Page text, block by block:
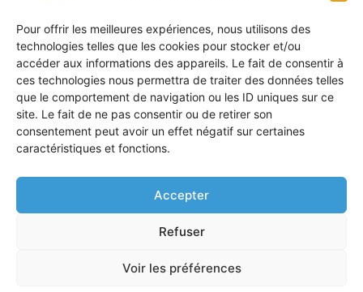
Pour offrir les meilleures expériences, nous utilisons des
technologies telles que les cookies pour stocker et/ou
accéder aux informations des appareils. Le fait de consentir à
ces technologies nous permettra de traiter des données telles
que le comportement de navigation ou les ID uniques sur ce
site. Le fait de ne pas consentir ou de retirer son
consentement peut avoir un effet négatif sur certaines
caractéristiques et fonctions.
Accepter
Refuser
Voir les préférences
GRUCHET-LE-VALASSE
LE BRÉVEDENT
LE HAVRE
LES AUTHIEUX SUR CALONNE
LILLEBONNE
LISIEUX
LIVAROT
MANNEVILLE-LA-GOUPIL
MONTIVILLIERS
OCTEVILLE SUR MER
ORBEC
OUILLY LE VICOMTE
PONT L’ÉVÊQUE
PORT JÉRÔME SUR SEINE
SAINT PIERRE EN AUGE
SAINT ROMAIN DE COLBOSC
TROUVILLE SUR MER
VALMONT VILLERS SUR MER